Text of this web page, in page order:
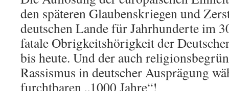
den späteren Glaubenskriegen und
deutschen Lande für Jahrhunderte im
fatale Obrigkeitshörigkeit der
bis heute. Und der auch
Rassismus in deutscher Ausprägung
furchtbaren „1000 Jahre“!